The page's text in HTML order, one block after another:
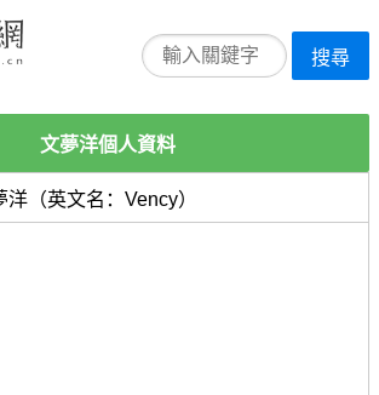
搜尋
文夢洋個人資料
洋（英文名：Vency）